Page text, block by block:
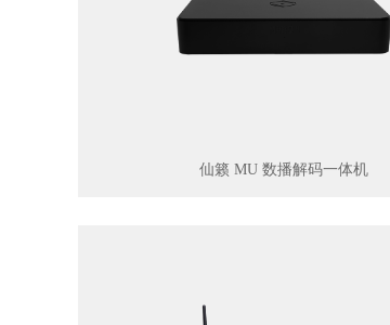
仙籁 MU 数播解码一体机